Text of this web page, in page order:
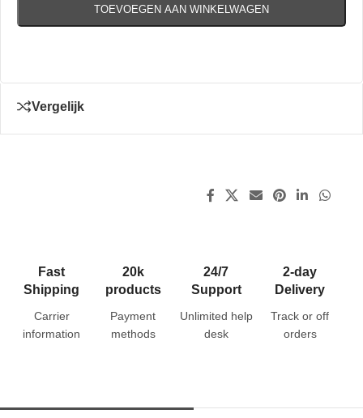
TOEVOEGEN AAN WINKELWAGEN
Vergelijk
Fast
Shipping
Carrier
information
20k
products
Payment
methods
24/7
Support
Unlimited help
desk
2-day
Delivery
Track or off
orders